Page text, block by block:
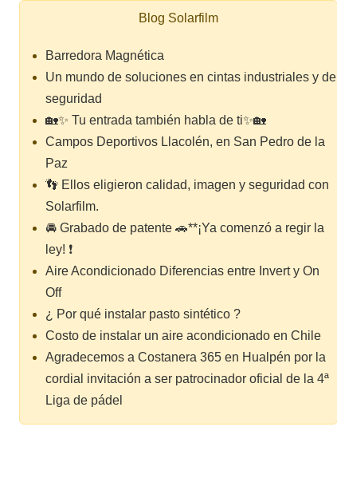
Blog Solarfilm
Barredora Magnética
Un mundo de soluciones en cintas industriales y de
seguridad
🏡✨ Tu entrada también habla de ti✨🏡
Campos Deportivos Llacolén, en San Pedro de la
Paz
👣 Ellos eligieron calidad, imagen y seguridad con
Solarfilm.
🚘 Grabado de patente 🚗**¡Ya comenzó a regir la
ley! ❗
Aire Acondicionado Diferencias entre Invert y On
Off
¿ Por qué instalar pasto sintético ?
Costo de instalar un aire acondicionado en Chile
Agradecemos a Costanera 365 en Hualpén por la
cordial invitación a ser patrocinador oficial de la 4ª
Liga de pádel